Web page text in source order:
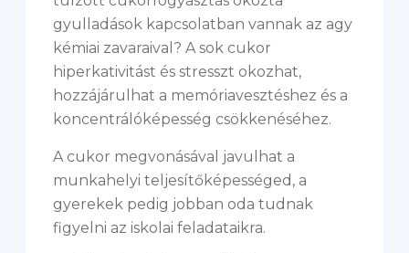
gyulladások kapcsolatban vannak az agy
kémiai zavaraival? A sok cukor
hiperkativitást és stresszt okozhat,
hozzájárulhat a memóriavesztéshez és a
koncentrálóképesség csökkenéséhez.
A cukor megvonásával javulhat a
munkahelyi teljesítőképességed, a
gyerekek pedig jobban oda tudnak
figyelni az iskolai feladataikra.